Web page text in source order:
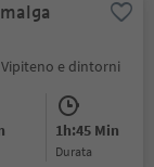
Vipiteno e dintorni
1h:45 Min
durata